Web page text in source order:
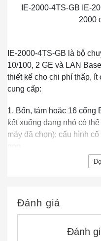
IE-2000-4TS-GB IE-
2000
IE-2000-4TS-GB là bộ
10/100, 2 GE và LAN
thiết kế cho chi phí thấp,
cung cấp:
1. Bốn, tám hoặc 16 cổng
kết xuống dạng nhỏ có
máy đã chọn); cấu hình
2. Hai cổng kết hợp
3. Nguồn điện DC đầu
đường ray DIN
4. Giải pháp cấp nguồn
Đánh giá
Đánh